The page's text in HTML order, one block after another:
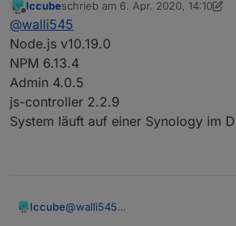
Offline
Iccubeschrieb am 6. Apr. 2020, 14:10
zuletzt editiert von Iccube 4. Juni
@walli545
Node.js v10.19.0
NPM 6.13.4
Admin 4.0.5
js-controller 2.2.9
System läuft auf einer Synology im
Iccube@walli545